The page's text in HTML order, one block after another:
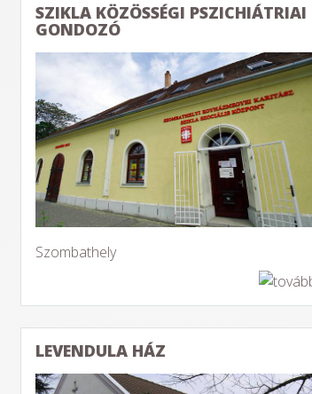
SZIKLA KÖZÖSSÉGI PSZICHIÁTRIAI
GONDOZÓ
Szombathely
LEVENDULA HÁZ